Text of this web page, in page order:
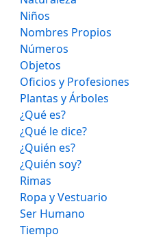
Niños
Nombres Propios
Números
Objetos
Oficios y Profesiones
Plantas y Árboles
¿Qué es?
¿Qué le dice?
¿Quién es?
¿Quién soy?
Rimas
Ropa y Vestuario
Ser Humano
Tiempo